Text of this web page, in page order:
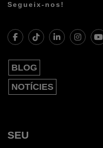
Segueix-nos!
BLOG
NOTÍCIES
SEU